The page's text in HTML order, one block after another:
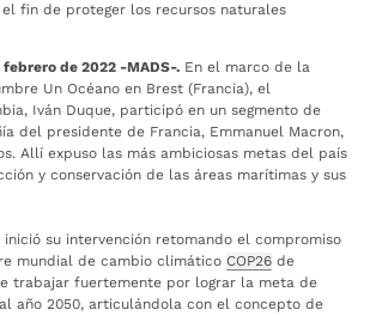
fin de proteger los recursos naturales
febrero de 2022 -MADS-. En el marco de la
Un Océano en Brest (Francia), el
Iván Duque, participó en un segmento de
del presidente de Francia, Emmanuel Macron,
Allí expuso las más ambiciosas metas del país
y conservación de las áreas marítimas y sus
su intervención retomando el compromiso
mundial de cambio climático COP26 de
trabajar fuertemente por lograr la meta de
año 2050, articulándola con el concepto de